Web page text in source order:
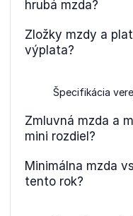
hrubá mzda?
Zložky mzdy a
výplata?
Špecifikácia
Zmluvná mzda a
mini rozdiel?
Minimálna mzda
tento rok?